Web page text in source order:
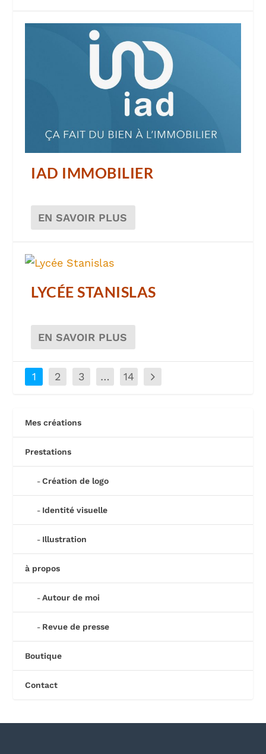
IAD IMMOBILIER
EN SAVOIR PLUS
LYCÉE STANISLAS
EN SAVOIR PLUS
1 2 3 … 14
Mes créations
Prestations
Création de logo
Identité visuelle
Illustration
à propos
Autour de moi
Revue de presse
Boutique
Contact